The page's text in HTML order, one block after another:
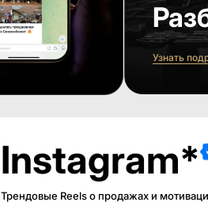
Узнать
Instagram*
Трендовые Reels о продажах и